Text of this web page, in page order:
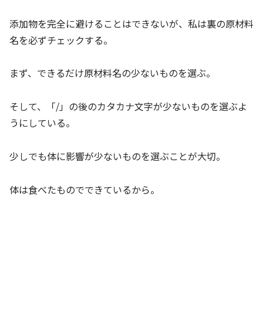
添加物を完全に避けることはできないが、私は裏の原材料
名を必ずチェックする。
まず、できるだけ原材料名の少ないものを選ぶ。
そして、「/」の後のカタカナ文字が少ないものを選ぶよ
うにしている。
少しでも体に影響が少ないものを選ぶことが大切。
体は食べたものでできているから。